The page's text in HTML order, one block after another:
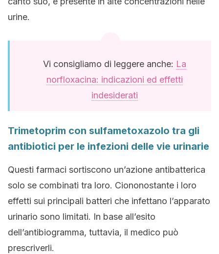
urine.
Vi consigliamo di leggere anche: La
norfloxacina: indicazioni ed effetti
indesiderati
Trimetoprim con sulfametoxazolo tra gli
antibiotici per le infezioni delle vie urinarie
Questi farmaci sortiscono un’azione antibatterica
solo se combinati tra loro. Ciononostante i loro
effetti sui principali batteri che infettano l’apparato
urinario sono limitati. In base all’esito
dell’antibiogramma, tuttavia, il medico può
prescriverli.